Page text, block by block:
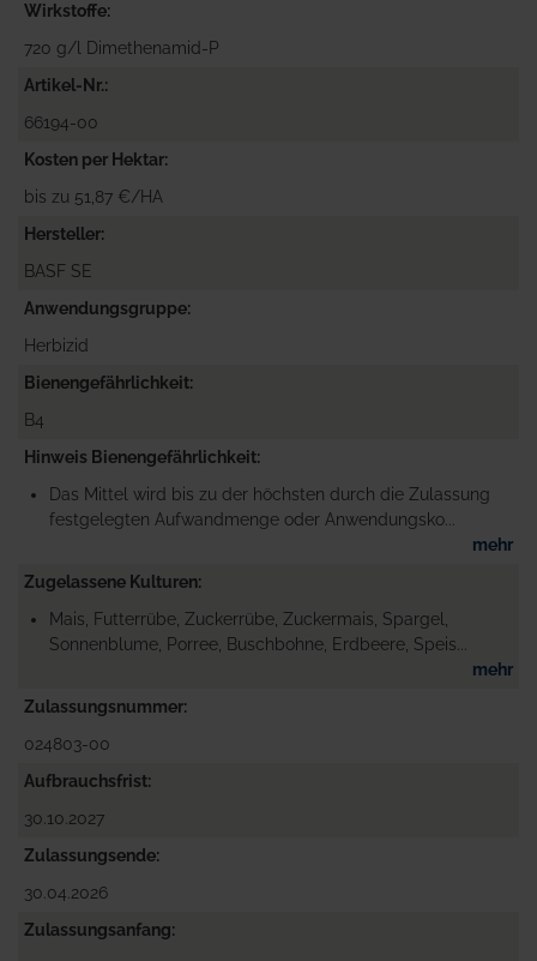
Wirkstoffe
720 g/l Dimethenamid-P
Artikel-Nr.
66194-00
Kosten per Hektar
bis zu 51,87 €/HA
Hersteller
BASF SE
Anwendungsgruppe
Herbizid
Bienengefährlichkeit
B4
Hinweis Bienengefährlichkeit
Das Mittel wird bis zu der höchsten durch die Zulassung
festgelegten Aufwandmenge oder Anwendungsko...
mehr
Zugelassene Kulturen
Mais, Futterrübe, Zuckerrübe, Zuckermais, Spargel,
Sonnenblume, Porree, Buschbohne, Erdbeere, Speis...
mehr
Zulassungsnummer
024803-00
Aufbrauchsfrist
30.10.2027
Zulassungsende
30.04.2026
Zulassungsanfang